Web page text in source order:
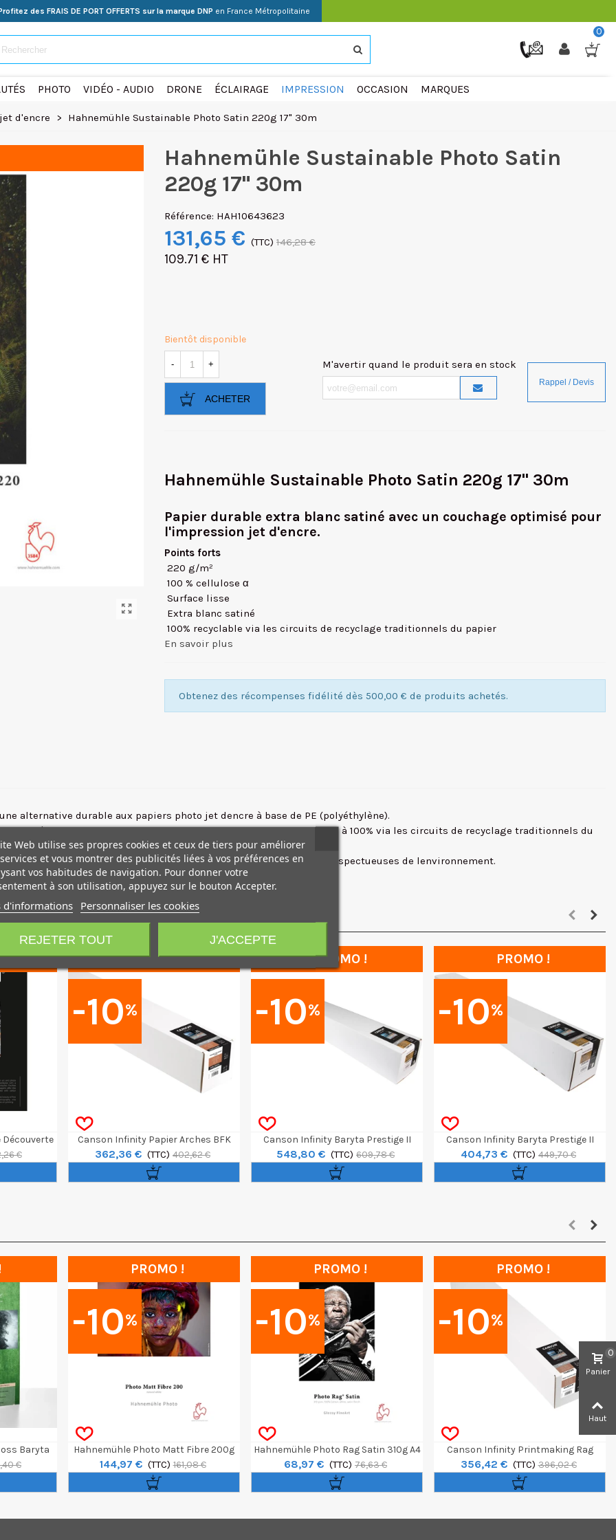
des FRAIS DE PORT OFFERTS sur la marque DNP en France Métropolitaine
0
PHOTO VIDÉO - AUDIO DRONE ÉCLAIRAGE IMPRESSION OCCASION MARQUES
d'encre > Hahnemühle Sustainable Photo Satin 220g 17" 30m
Hahnemühle Sustainable Photo Satin
220g 17" 30m
Référence: HAH10643623
131,65 € (TTC) 146,28 €
109.71 € HT
Bientôt disponible
- +
ACHETER
M'avertir quand le produit sera en stock
Hahnemühle Sustainable Photo Satin 220g 17" 30m
Papier durable extra blanc satiné avec un couchage optimisé pour
l'impression jet d'encre.
Points forts
 220 g/m²
 100 % cellulose α
 Surface lisse
 Extra blanc satiné
 100% recyclable via les circuits de recyclage traditionnels du papier
En savoir plus
Obtenez des récompenses fidélité dès 500,00 € de produits achetés.
alternative durable aux papiers photo jet dencre à base de PE (polyéthylène).
est dépourvu de film ou de composites plastiques. Il est recyclable à 100% via les circuits de recyclage traditionnels du
lisse et est parfait pour limpression de photos et daffiches plus respectueuses de lenvironnement.
€
-10%
PROMO !
Canson Infinity Papier Arches BFK
Rives Blanc Rouleau 44" / 12m 310g
362,36 € (TTC) 402,62 €
-10%
PROMO !
Canson Infinity Baryta Prestige II
340g Rouleau 60" / 12m
548,80 € (TTC) 609,78 €
-10%
PROMO !
Canson Infinity Baryta Prestige II
340g Rouleau 44" / 12m
404,73 € (TTC) 449,70 €
Baryta
€
-10%
PROMO !
Hahnemühle Photo Matt Fibre 200g
Rlx 17" 30m
144,97 € (TTC) 161,08 €
-10%
PROMO !
Hahnemühle Photo Rag Satin 310g A4
25F
68,97 € (TTC) 76,63 €
-10%
PROMO !
Canson Infinity Printmaking Rag
Rouleau 36" 310g / 15 M
356,42 € (TTC) 396,02 €
Web utilise ses propres cookies et ceux de tiers pour améliorer
et vous montrer des publicités liées à vos préférences en
vos habitudes de navigation. Pour donner votre
à son utilisation, appuyez sur le bouton Accepter.
d'informations Personnaliser les cookies
REJETER TOUT J'ACCEPTE
Panier
0
Haut